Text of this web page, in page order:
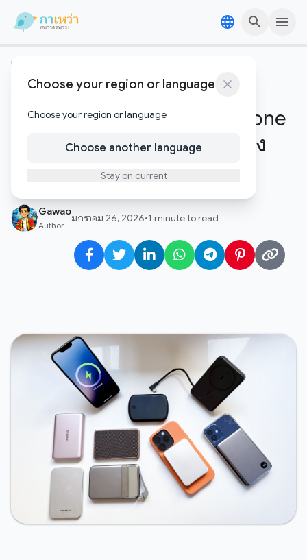
Choose your region or language
Choose your region or language
Choose another language
Stay on current
เทคโนโลยีอัพเดต
คัมภีร์จัดอันดับพาวเวอร์แบงค์
MagSafe ที่ดีที่สุดสำหรับ iPhone
ปี 2026: ตัวไหนแรง ตัวไหนบาง
เจาะลึกครบทุกรุ่น
Gawao
Author
มกราคม 26, 2026•1 minute to read